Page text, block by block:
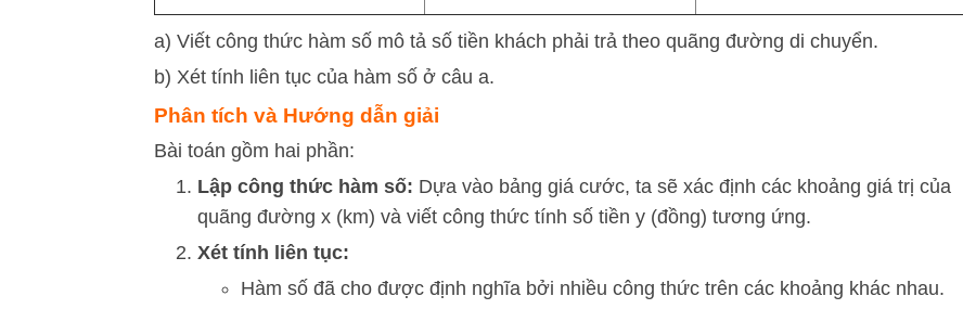
a) Viết công thức hàm số mô tả số tiền khách phải trả theo quãng đường di chuyển.
b) Xét tính liên tục của hàm số ở câu a.
Phân tích và Hướng dẫn giải
Bài toán gồm hai phần:
Lập công thức hàm số: Dựa vào bảng giá cước, ta sẽ xác định các khoảng giá trị của
quãng đường x (km) và viết công thức tính số tiền y (đồng) tương ứng.
Xét tính liên tục:
Hàm số đã cho được định nghĩa bởi nhiều công thức trên các khoảng khác nhau.